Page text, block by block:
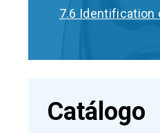
7.6 Identification
Catálogo